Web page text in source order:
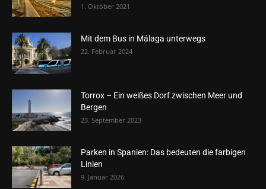
1. Oktober 2021
Mit dem Bus in Málaga unterwegs
22. Februar 2024
Torrox – Ein weißes Dorf zwischen Meer und
Bergen
23. September 2023
Parken in Spanien: Das bedeuten die farbigen
Linien
9. Januar 2026